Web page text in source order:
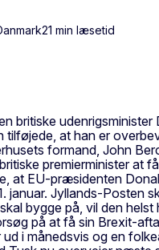
21 min læsetid
britiske
tilføjede, at han er
formand, John
premierminister at
at EU-præsidenten
januar. Jyllands-Posten
bygge på, vil den
på at få sin Brexit-
i månedsvis og en